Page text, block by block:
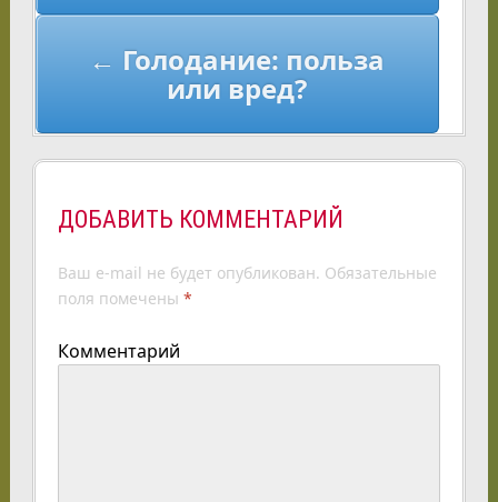
← Голодание: польза
или вред?
ДОБАВИТЬ КОММЕНТАРИЙ
Ваш e-mail не будет опубликован. Обязательные
поля помечены *
Комментарий